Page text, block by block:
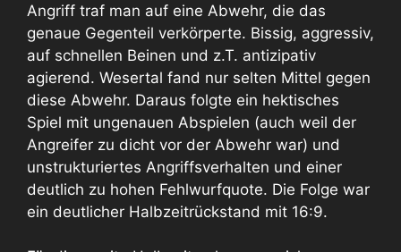
Angriff traf man auf eine Abwehr, die das
genaue Gegenteil verkörperte. Bissig, aggressiv,
auf schnellen Beinen und z.T. antizipativ
agierend. Wesertal fand nur selten Mittel gegen
diese Abwehr. Daraus folgte ein hektisches
Spiel mit ungenauen Abspielen (auch weil der
Angreifer zu dicht vor der Abwehr war) und
unstrukturiertes Angriffsverhalten und einer
deutlich zu hohen Fehlwurfquote. Die Folge war
ein deutlicher Halbzeitrückstand mit 16:9.